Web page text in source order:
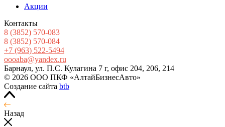
Акции
Контакты
8 (3852) 570-083
8 (3852) 570-084
+7 (963) 522-5494
oooaba@yandex.ru
Барнаул, ул. П.С. Кулагина 7 г, офис 204, 206, 214
© 2026 ООО ПКФ «АлтайБизнесАвто»
Создание сайта btb
Назад